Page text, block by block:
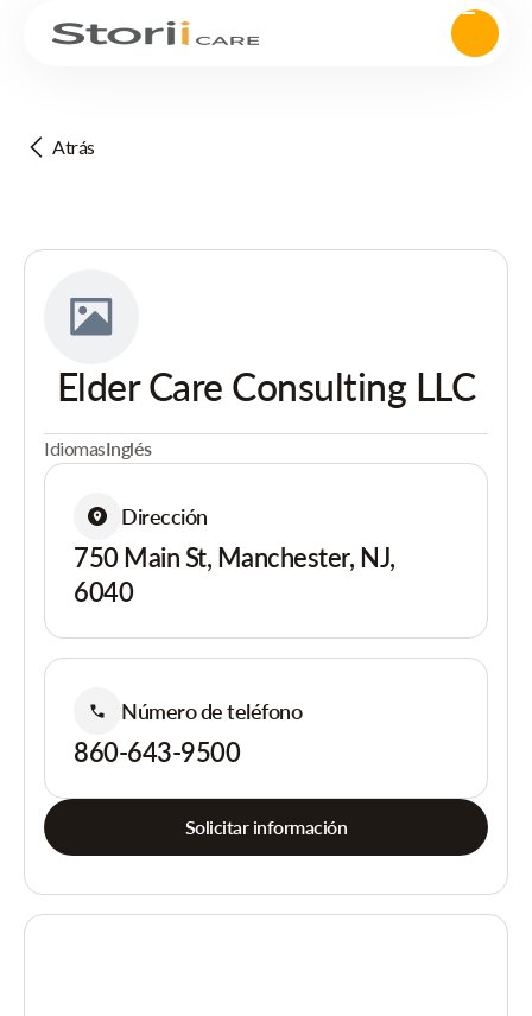
Atrás
Elder Care Consulting LLC
IdiomasInglés
Dirección
750 Main St, Manchester, NJ,
6040
Número de teléfono
860-643-9500
Solicitar información